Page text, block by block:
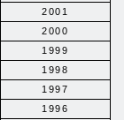
2001
2000
1999
1998
1997
1996